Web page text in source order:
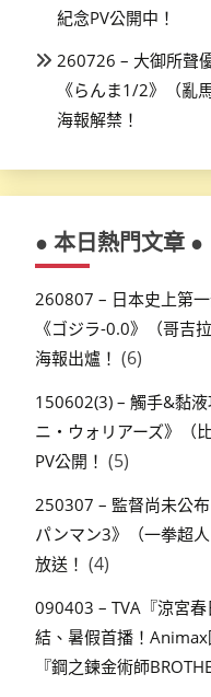
紀念PV公開中！
260726 – 大御所聲
《らんま1/2》（亂
海報解禁！
● 本日熱門文章 ●
260807 – 日本史上第
《ゴジラ-0.0》（哥吉
海報出爐！ (6)
150602(3) – 觸手&黏
ニ・ウォリアーズ》（
PV公開！ (5)
250307 – 監督尚未公
パンマン3》（一拳超
放送！ (4)
090403 – TVA『涼宮
結、暑假首播！
『鋼之鍊金術師